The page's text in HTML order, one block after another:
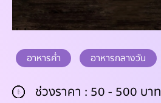
อาหารค่ำ อาหารกลางวัน
ช่วงราคา : 50 - 500 บาท